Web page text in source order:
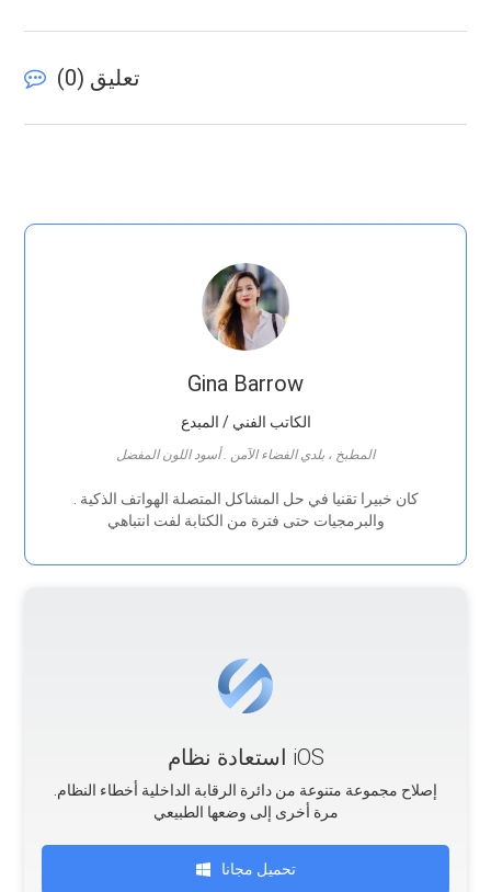
تعليق ( 0
)
Gina Barrow
الكاتب الفني / المبدع
المطبخ ، بلدي الفضاء الآمن . أسود اللون المفضل
والبرمجيات حتى فترة من الكتابة لفت انتباهي
استعادة نظام iOS
مرة أخرى إلى وضعها الطبيعي
تحميل مجانا